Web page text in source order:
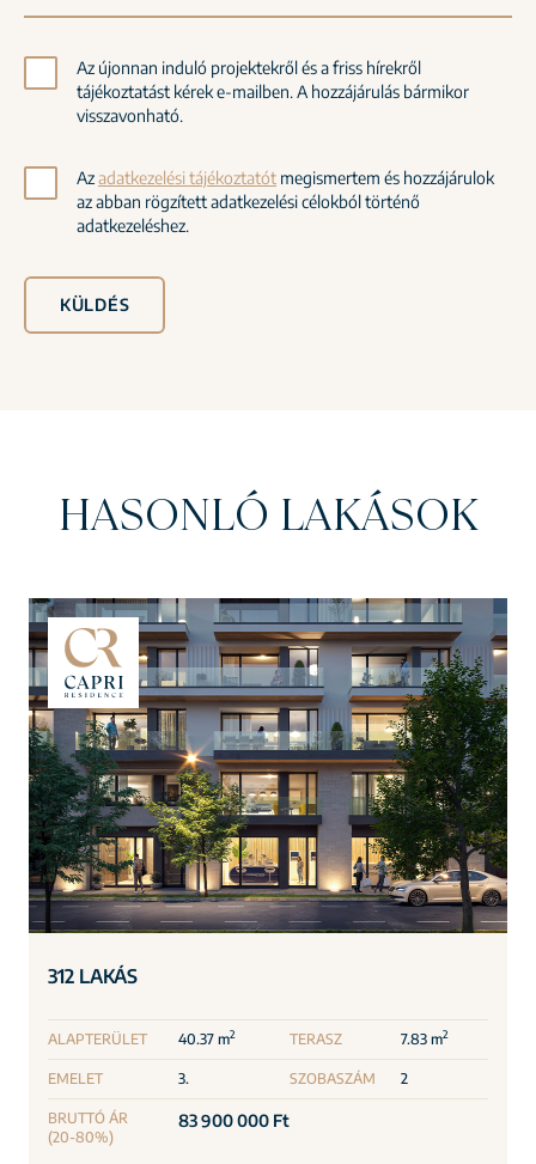
Az újonnan induló projektekről és a friss hírekről
tájékoztatást kérek e-mailben. A hozzájárulás bármikor
visszavonható.
Azadatkezelési tájékoztatót megismertem és hozzájárulok
az abban rögzített adatkezelési célokból történő
adatkezeléshez.
KÜLDÉS
HASONLÓ LAKÁSOK
312 LAKÁS
ALAPTERÜLET 40.37 m2 TERASZ 7.83 m2
EMELET 3. SZOBASZÁM 2
BRUTTÓ ÁR
(20-80%)
83 900 000 Ft